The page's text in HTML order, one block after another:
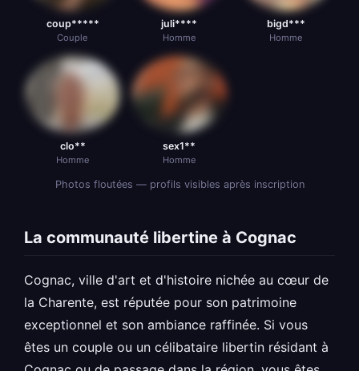
coup*****
Couple
juli****
Homme
bigd***
Homme
clo**
Homme
sex1**
Homme
Photos floutées — profils visibles après inscription
La communauté libertine à Cognac
Cognac, ville d'art et d'histoire nichée au cœur de
la Charente, est réputée pour son patrimoine
exceptionnel et son ambiance raffinée. Si vous
êtes un couple ou un célibataire libertin résidant à